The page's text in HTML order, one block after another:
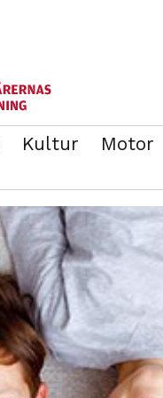
Kultur Motor